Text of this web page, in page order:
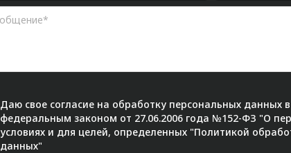
Даю свое согласие на обработку персональных данных в
федеральным законом от 27.06.2006 года №152-ФЗ "О
условиях и для целей, определенных "Политикой
данных"